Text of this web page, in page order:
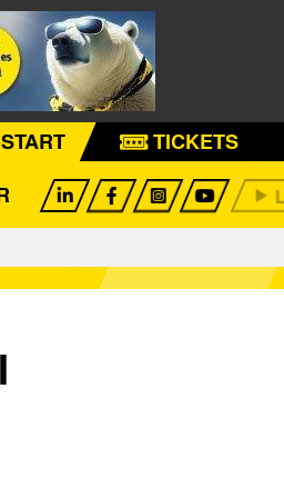
START TICKETS